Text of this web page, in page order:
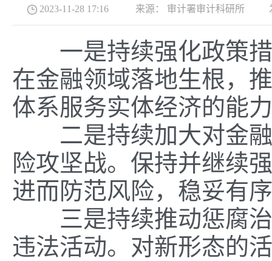
2023-11-28 17:16 来源： 审计署审计科研所 发
一是持续强化政策措
在金融领域落地生根，
体系服务实体经济的能
二是持续加大对金融
险攻坚战。保持并继续
进而防范风险，稳妥有
三是持续推动惩腐治
违法活动。对新形态的